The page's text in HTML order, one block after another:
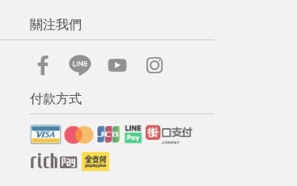
關注我們
付款方式